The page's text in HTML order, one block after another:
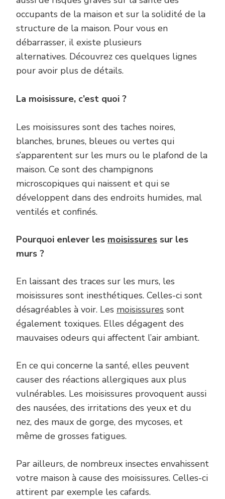
occupants de la maison et sur la solidité de la
structure de la maison. Pour vous en
débarrasser, il existe plusieurs
alternatives. Découvrez ces quelques lignes
pour avoir plus de détails.
La moisissure, c’est quoi ?
Les moisissures sont des taches noires,
blanches, brunes, bleues ou vertes qui
s’apparentent sur les murs ou le plafond de la
maison. Ce sont des champignons
microscopiques qui naissent et qui se
développent dans des endroits humides, mal
ventilés et confinés.
Pourquoi enlever les moisissures sur les
murs ?
En laissant des traces sur les murs, les
moisissures sont inesthétiques. Celles-ci sont
désagréables à voir. Les moisissures sont
également toxiques. Elles dégagent des
mauvaises odeurs qui affectent l’air ambiant.
En ce qui concerne la santé, elles peuvent
causer des réactions allergiques aux plus
vulnérables. Les moisissures provoquent aussi
des nausées, des irritations des yeux et du
nez, des maux de gorge, des mycoses, et
même de grosses fatigues.
Par ailleurs, de nombreux insectes envahissent
votre maison à cause des moisissures. Celles-ci
attirent par exemple les cafards.